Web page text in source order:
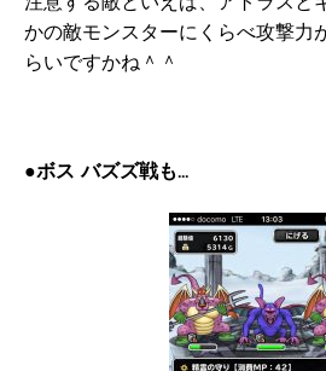
かの敵モンスターにくらべ攻撃力
らいですかね＾＾
●ボス バズズ戦も…